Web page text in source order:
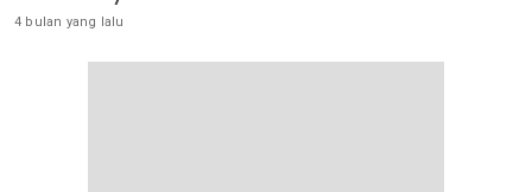
4 bulan yang lalu